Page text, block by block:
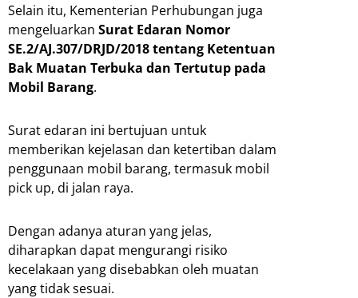
Selain itu, Kementerian Perhubungan juga
mengeluarkan Surat Edaran Nomor
SE.2/AJ.307/DRJD/2018 tentang Ketentuan
Bak Muatan Terbuka dan Tertutup pada
Mobil Barang.
Surat edaran ini bertujuan untuk
memberikan kejelasan dan ketertiban dalam
penggunaan mobil barang, termasuk mobil
pick up, di jalan raya.
Dengan adanya aturan yang jelas,
diharapkan dapat mengurangi risiko
kecelakaan yang disebabkan oleh muatan
yang tidak sesuai.